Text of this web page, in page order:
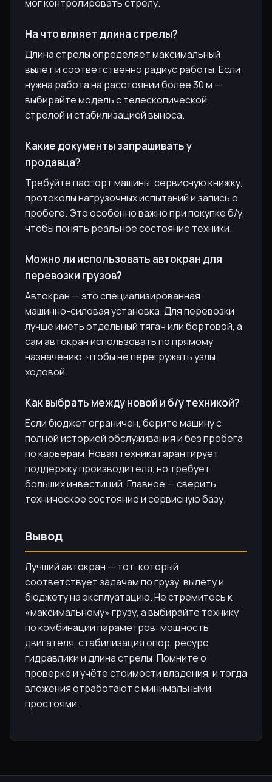
мог контролировать стрелу.
На что влияет длина стрелы?
Длина стрелы определяет максимальный
вылет и соответственно радиус работы. Если
нужна работа на расстоянии более 30 м —
выбирайте модель с телескопической
стрелой и стабилизацией выноса.
Какие документы запрашивать у
продавца?
Требуйте паспорт машины, сервисную книжку,
протоколы нагрузочных испытаний и запись о
пробеге. Это особенно важно при покупке б/у,
чтобы понять реальное состояние техники.
Можно ли использовать автокран для
перевозки грузов?
Автокран — это специализированная
машинно-силовая установка. Для перевозки
лучше иметь отдельный тягач или бортовой, а
сам автокран использовать по прямому
назначению, чтобы не перегружать узлы
ходовой.
Как выбрать между новой и б/у техникой?
Если бюджет ограничен, берите машину с
полной историей обслуживания и без пробега
по карьерам. Новая техника гарантирует
поддержку производителя, но требует
больших инвестиций. Главное — сверить
техническое состояние и сервисную базу.
Вывод
Лучший автокран — тот, который
соответствует задачам по грузу, вылету и
бюджету на эксплуатацию. Не стремитесь к
«максимальному» грузу, а выбирайте технику
по комбинации параметров: мощность
двигателя, стабилизация опор, ресурс
гидравлики и длина стрелы. Помните о
проверке и учёте стоимости владения, и тогда
вложения отработают с минимальными
простоями.